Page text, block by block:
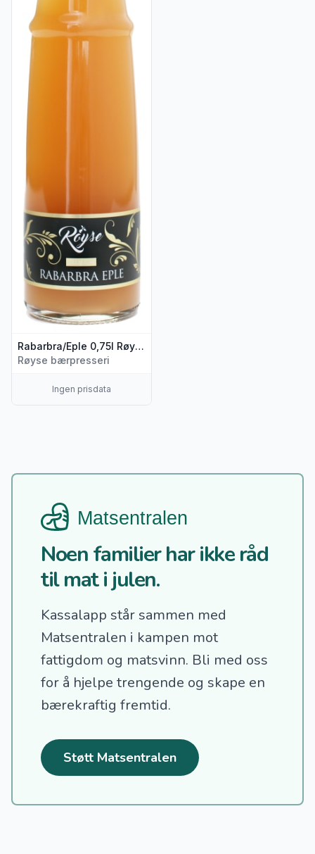
Rabarbra/Eple 0,75l Røyse
Røyse bærpresseri
Ingen prisdata
Noen familier har ikke råd
til mat i julen.
Kassalapp står sammen med
Matsentralen i kampen mot
fattigdom og matsvinn. Bli med oss
for å hjelpe trengende og skape en
bærekraftig fremtid.
Støtt Matsentralen